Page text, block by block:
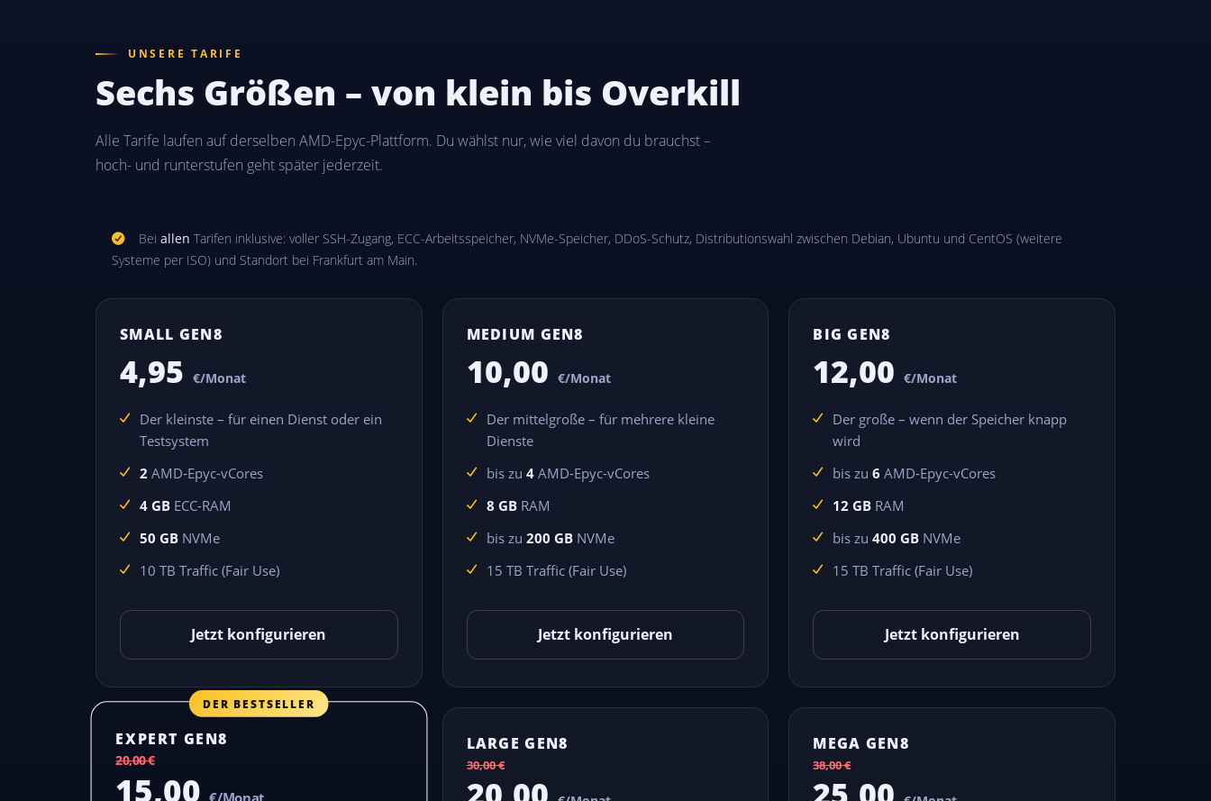
UNSERE TARIFE
Sechs Größen – von klein bis Overkill
Alle Tarife laufen auf derselben AMD-Epyc-Plattform. Du wählst nur, wie viel davon du brauchst –
hoch- und runterstufen geht später jederzeit.
Bei allen Tarifen inklusive: voller SSH-Zugang, ECC-Arbeitsspeicher, NVMe-Speicher, DDoS-Schutz, Distributionswahl zwischen Debian, Ubuntu und CentOS (weitere
Systeme per ISO) und Standort bei Frankfurt am Main.
SMALL GEN8
4,95 €/Monat
Der kleinste – für einen Dienst oder ein
Testsystem
2 AMD-Epyc-vCores
4 GB ECC-RAM
50 GB NVMe
10 TB Traffic (Fair Use)
Jetzt konfigurieren
MEDIUM GEN8
10,00 €/Monat
Der mittelgroße – für mehrere kleine
Dienste
bis zu 4AMD-Epyc-vCores
8 GBRAM
bis zu 200 GBNVMe
15 TB Traffic (Fair Use)
Jetzt konfigurieren
BIG GEN8
12,00 €/Monat
Der große – wenn der Speicher knapp
wird
bis zu6 AMD-Epyc-vCores
12 GB RAM
bis zu400 GB NVMe
15 TB Traffic (Fair Use)
Jetzt konfigurieren
DER BESTSELLER
EXPERT GEN8
20,00 €
15,00 €/Monat
LARGE GEN8
30,00 €
MEGA GEN8
38,00 €